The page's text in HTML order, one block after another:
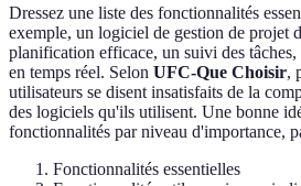
Dressez une liste des fonctionnalités
exemple, un logiciel de gestion de projet
planification efficace, un suivi des
en temps réel. Selon UFC-Que Choisir,
utilisateurs se disent insatisfaits de la
des logiciels qu'ils utilisent. Une bonne
fonctionnalités par niveau d'importance,
Fonctionnalités essentielles